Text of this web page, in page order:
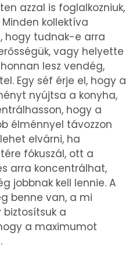
azzal is foglalkozniuk,
kollektíva
hogy tudnak-e arra
vagy helyette
lesz vendég,
Egy séf érje el, hogy a
nyújtsa a konyha,
hogy a
élménnyel távozzon
elvárni, ha
fókuszál, ott a
arra koncentrálhat,
jobbnak kell lennie. A
benne van, a mi
biztosítsuk a
a maximumot